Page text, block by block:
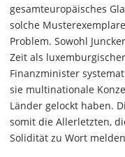
gesamteuropäisches
solche
Problem. Sowohl
Zeit als
Finanzminister
sie multinationale
Länder gelockt haben.
somit die Allerletzten,
Solidität zu Wort